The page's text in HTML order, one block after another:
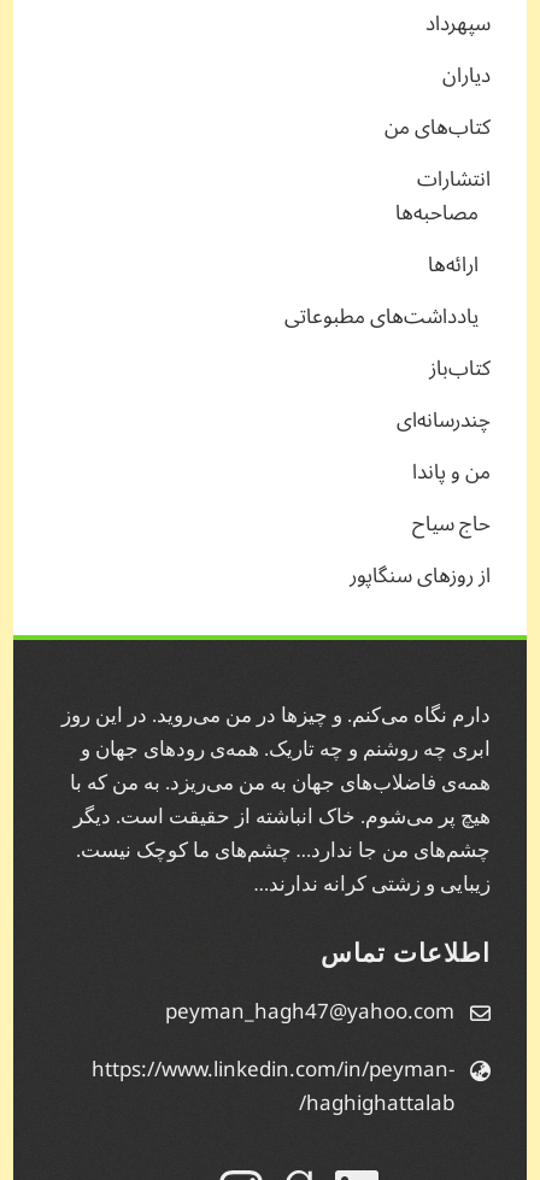
سپهرداد
دیاران
کتاب‌های من
انتشارات
مصاحبه‌ها
ارائه‌ها
یادداشت‌های مطبوعاتی
کتاب‌باز
چندرسانه‌ای
من و پاندا
حاج سیاح
از روزهای سنگاپور
دارم نگاه می‌کنم. و چیز‌ها در من می‌روید. در این روز
ابری چه روشنم و چه تاریک. همه‌ی رودهای جهان و
همه‌ی فاضلاب‌های جهان به من می‌ریزد. به من که با
هیچ پر می‌شوم. خاک انباشته از حقیقت است. دیگر
چشم‌های من جا ندارد… چشم‌های ما کوچک نیست.
زیبایی و زشتی کرانه ندارند…
اطلاعات تماس
peyman_hagh47@yahoo.com
https://www.linkedin.com/in/peyman-
haghighattalab/